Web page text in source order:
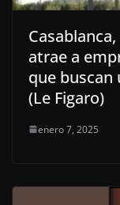
atrae a
que
(Le Figaro)
enero 7, 2025